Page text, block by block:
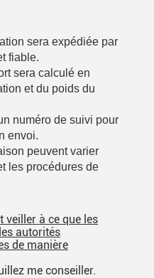
sera expédiée par
fiable.
sera calculé en
et du poids du
numéro de suivi pour
envoi.
peuvent varier
les procédures de
veiller à ce que les
autorités
de manière
me conseiller.